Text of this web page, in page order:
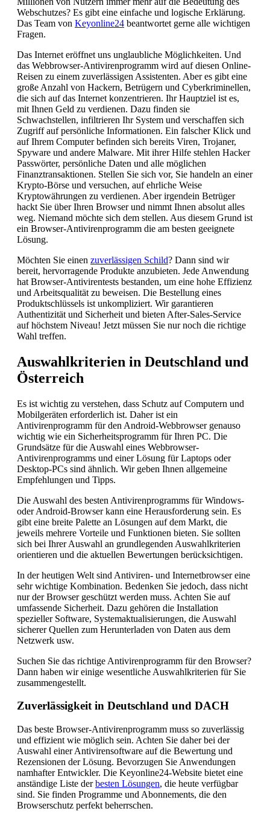
Webschutzes? Es gibt eine einfache und logische Erklärung.
Das Team von Keyonline24 beantwortet gerne alle wichtigen
Fragen.
Das Internet eröffnet uns unglaubliche Möglichkeiten. Und
das Webbrowser-Antivirenprogramm wird auf diesen Online-
Reisen zu einem zuverlässigen Assistenten. Aber es gibt eine
große Anzahl von Hackern, Betrügern und Cyberkriminellen,
die sich auf das Internet konzentrieren. Ihr Hauptziel ist es,
mit Ihnen Geld zu verdienen. Dazu finden sie
Schwachstellen, infiltrieren Ihr System und verschaffen sich
Zugriff auf persönliche Informationen. Ein falscher Klick und
auf Ihrem Computer befinden sich bereits Viren, Trojaner,
Spyware und andere Malware. Mit ihrer Hilfe stehlen Hacker
Passwörter, persönliche Daten und alle möglichen
Finanztransaktionen. Stellen Sie sich vor, Sie handeln an einer
Krypto-Börse und versuchen, auf ehrliche Weise
Kryptowährungen zu verdienen. Aber irgendein Betrüger
hackt Sie über Ihren Browser und nimmt Ihnen absolut alles
weg. Niemand möchte sich dem stellen. Aus diesem Grund ist
ein Browser-Antivirenprogramm die am besten geeignete
Lösung.
Möchten Sie einen zuverlässigen Schild? Dann sind wir
bereit, hervorragende Produkte anzubieten. Jede Anwendung
hat Browser-Antivirentests bestanden, um eine hohe Effizienz
und Arbeitsqualität zu beweisen. Die Bestellung eines
Produktschlüssels ist unkompliziert. Wir garantieren
Authentizität und Sicherheit und bieten After-Sales-Service
auf höchstem Niveau! Jetzt müssen Sie nur noch die richtige
Wahl treffen.
Auswahlkriterien in Deutschland und
Österreich
Es ist wichtig zu verstehen, dass Schutz auf Computern und
Mobilgeräten erforderlich ist. Daher ist ein
Antivirenprogramm für den Android-Webbrowser genauso
wichtig wie ein Sicherheitsprogramm für Ihren PC. Die
Grundsätze für die Auswahl eines Webbrowser-
Antivirenprogramms und einer Lösung für Laptops oder
Desktop-PCs sind ähnlich. Wir geben Ihnen allgemeine
Empfehlungen und Tipps.
Die Auswahl des besten Antivirenprogramms für Windows-
oder Android-Browser kann eine Herausforderung sein. Es
gibt eine breite Palette an Lösungen auf dem Markt, die
jeweils mehrere Vorteile und Funktionen bieten. Sie sollten
sich bei Ihrer Auswahl an grundlegenden Auswahlkriterien
orientieren und die aktuellen Bewertungen berücksichtigen.
In der heutigen Welt sind Antiviren- und Internetbrowser eine
sehr wichtige Kombination. Bedenken Sie jedoch, dass nicht
nur der Browser geschützt werden muss. Achten Sie auf
umfassende Sicherheit. Dazu gehören die Installation
spezieller Software, Systemaktualisierungen, die Auswahl
sicherer Quellen zum Herunterladen von Daten aus dem
Netzwerk usw.
Suchen Sie das richtige Antivirenprogramm für den Browser?
Dann haben wir einige wesentliche Auswahlkriterien für Sie
zusammengestellt.
Zuverlässigkeit in Deutschland und DACH
Das beste Browser-Antivirenprogramm muss so zuverlässig
und effizient wie möglich sein. Achten Sie daher bei der
Auswahl einer Antivirensoftware auf die Bewertung und
Rezensionen der Lösung. Bevorzugen Sie Anwendungen
namhafter Entwickler. Die Keyonline24-Website bietet eine
anständige Liste derbesten Lösungen, die heute verfügbar
sind. Sie finden Programme und Abonnements, die den
Browserschutz perfekt beherrschen.